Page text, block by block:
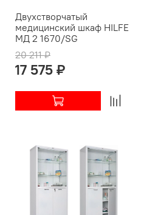
Двухстворчатый
медицинский шкаф HILFE
МД 2 1670/SG
20 211 ₽
17 575 ₽